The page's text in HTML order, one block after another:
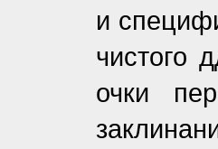
и
чистого
очки